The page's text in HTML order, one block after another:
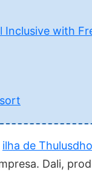
Inclusive with
ilha de
Dali,